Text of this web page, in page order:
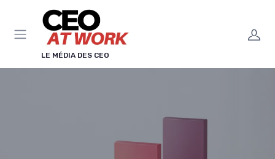
LE MÉDIA DES CEO
Panneau de gestion des cookies